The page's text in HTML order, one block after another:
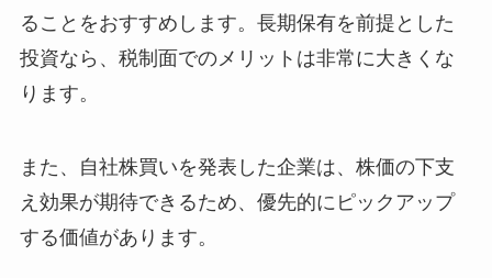
ることをおすすめします。長期保有を前提とした
投資なら、税制面でのメリットは非常に大きくな
ります。
また、自社株買いを発表した企業は、株価の下支
え効果が期待できるため、優先的にピックアップ
する価値があります。